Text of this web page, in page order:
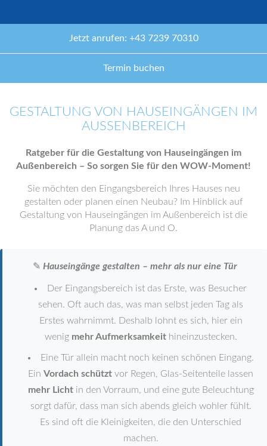
Jetzt anrufen: +43 7239 70310
Termin buchen
GESTALTUNG VON HAUSEINGÄNGEN IM
AUSSENBEREICH
Ratgeber für die Gestaltung von Hauseingängen im
Außenbereich – So sorgen Sie für den WOW-Moment!
Sie möchten den Eingangsbereich Ihres Hauses neu
gestalten oder planen einen Neubau? Im Hinblick auf
Gestaltung von Hauseingängen im Außenbereich ist die
Planung das A und O.
✎ Hauseingänge gestalten – mehr als nur eine Tür
Der Eingangsbereich ist das Erste, was Besucher
sehen. Oft auch das, was man selbst jeden Tag als
Erstes wahrnimmt. Deshalb lohnt es sich, hier ein
wenig mehr Aufmerksamkeithineinzustecken.
Eine Tür allein macht noch keinen schönen Eingang.
Ein Vordach schützt vor Regen, Glas-Seitenteile lassen
mehr Lichtin den Vorraum, und eine gute Beleuchtung
sorgt dafür, dass man sich abends gleich wohler fühlt.
Es sind oft die Kleinigkeiten, die den Unterschied
machen.